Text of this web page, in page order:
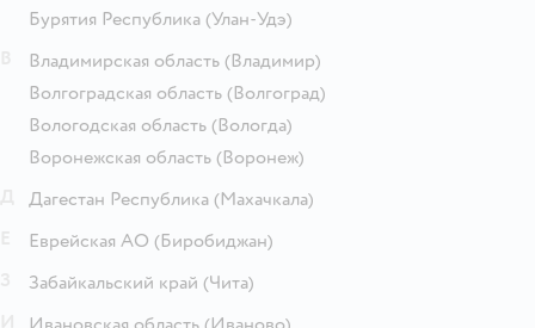
Бурятия Республика (Улан-Удэ)
Владимирская область (Владимир)
Волгоградская область (Волгоград)
Вологодская область (Вологда)
Воронежская область (Воронеж)
Дагестан Республика (Махачкала)
Еврейская АО (Биробиджан)
Забайкальский край (Чита)